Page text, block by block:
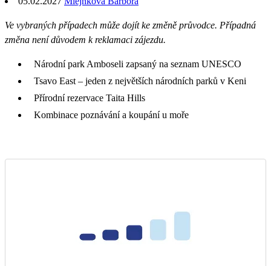
Ve vybraných případech může dojít ke změně průvodce. Případná
změna není důvodem k reklamaci zájezdu.
Národní park Amboseli zapsaný na seznam UNESCO
Tsavo East – jeden z největších národních parků v Keni
Přírodní rezervace Taita Hills
Kombinace poznávání a koupání u moře